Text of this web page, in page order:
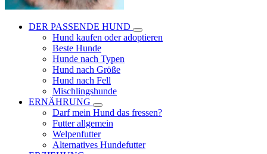
DER PASSENDE HUND
Hund kaufen oder adoptieren
Beste Hunde
Hunde nach Typen
Hund nach Größe
Hund nach Fell
Mischlingshunde
ERNÄHRUNG
Darf mein Hund das fressen?
Futter allgemein
Welpenfutter
Alternatives Hundefutter